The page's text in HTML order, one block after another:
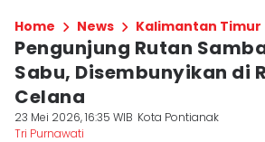
Home News Kalimantan Timur
Pengunjung Rutan
Sabu, Disembunyikan di
Celana
23 Mei 2026, 16:35 WIB Kota Pontianak
Tri Purnawati